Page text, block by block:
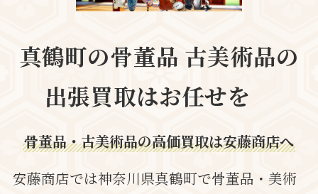
真鶴町の骨董品 古美術品の
出張買取はお任せを
骨董品・古美術品の高価買取は安藤商店へ
安藤商店では神奈川県真鶴町で骨董品・美術